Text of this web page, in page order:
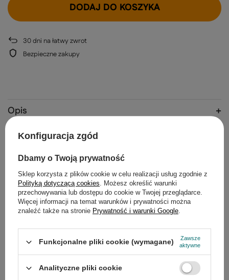
DODAJ DO KOSZYKA
30dni na łatwy zwrot
Bezpieczne zakupy
Opis
Szczegółowe dane
Gwarancja
Opinie (0)
niezwłocznie, najciekawsze pytania i
Zadaj pytanie
Konfiguracja zgód
Dbamy o Twoją prywatność
Sklep korzysta z plików cookie w celu realizacji usług zgodnie z
Polityką dotyczącą cookies. Możesz określić warunki
przechowywania lub dostępu do cookie w Twojej przeglądarce.
Więcej informacji na temat warunków i prywatności można
znaleźć także na stronie Prywatność i warunki Google.
Funkcjonalne pliki cookie (wymagane)
Zawsze
aktywne
Analityczne pliki cookie